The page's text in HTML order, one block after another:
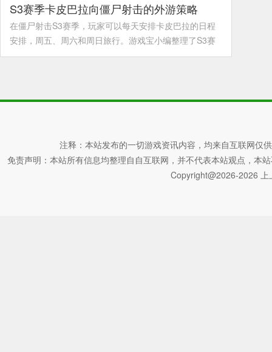
S3赛季卡皮巴拉向僵尸射击的外游策略
在僵尸射击S3赛季，玩家可以每天安排卡皮巴拉的日程
安排，周五、周六和周日旅行。游戏宝小编整理了S3赛
季卡皮巴拉向僵尸射击的外游策略。不知道如何安排的玩
注释：本站发布的一切游戏资讯内容，均来自互联网仅
免责声明：本站所有信息均整理自自互联网，并不代表本站观点，本
Copyright@2026-2026